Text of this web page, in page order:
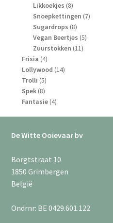
producten
Likkoekjes 88
producten
Snoepkettingen 77
Sugardrops 88
producten
Vegan Beertjes 55
Zuurstokken 1111
Frisia 44
producten
Lollywood 1414
Trolli 55
producten
Spek 88
producten
Fantasie 44
De Witte Ooievaar bv
Borgtstraat 10
1850 Grimbergen
België
Ondrnr: BE 0429.601.122